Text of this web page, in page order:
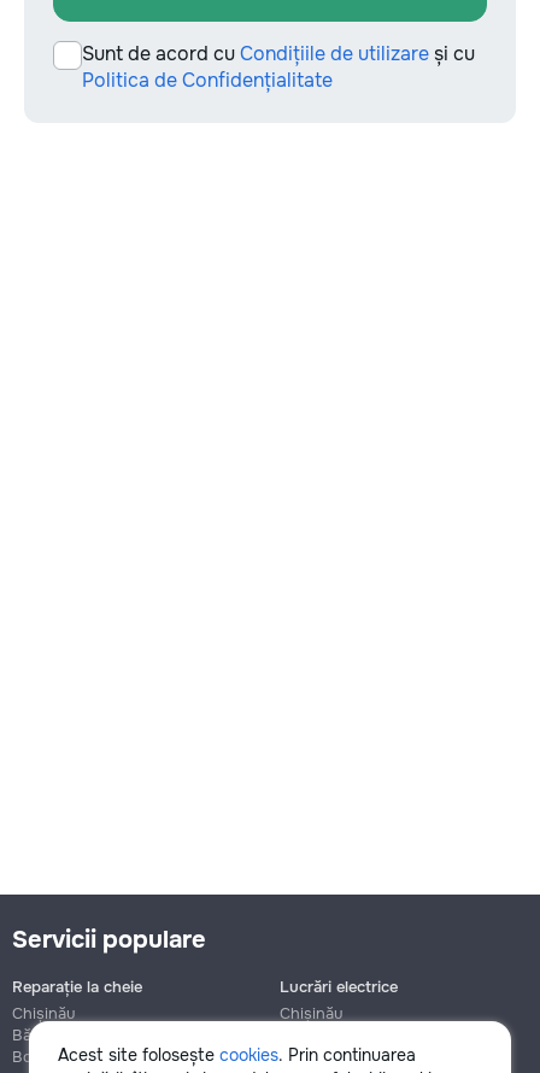
Sunt de acord cuCondițiile de utilizareși cu
Politica de Confidențialitate
Acest site folosește cookies. Prin continuarea
Servicii populare
Reparație la cheie
Chișinău
Bălți
Botanica
Lucrări electrice
Chișinău
Botanica